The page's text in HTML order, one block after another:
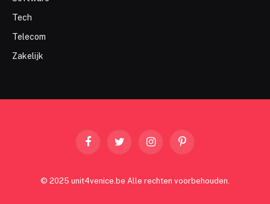
Tech
Telecom
Zakelijk
FacebookTwitter InstagramPinterest
© 2025 unit4venice.be Alle rechten voorbehouden.